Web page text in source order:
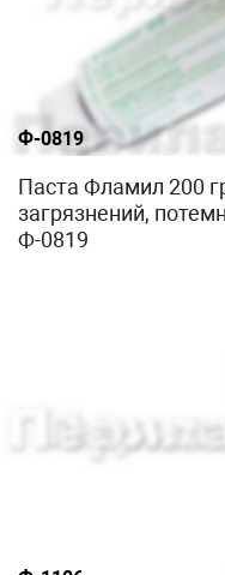
Ф-0819
Паста Фламил 200
загрязнений,
Ф-0819